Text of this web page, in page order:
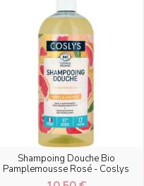
Shampoing Douche Bio
Pamplemousse Rosé - Coslys